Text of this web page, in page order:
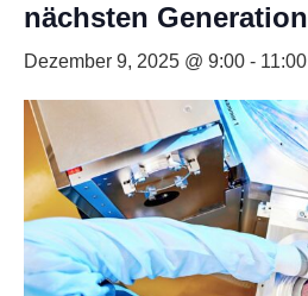
nächsten Generation
Dezember 9, 2025 @ 9:00 - 11:00